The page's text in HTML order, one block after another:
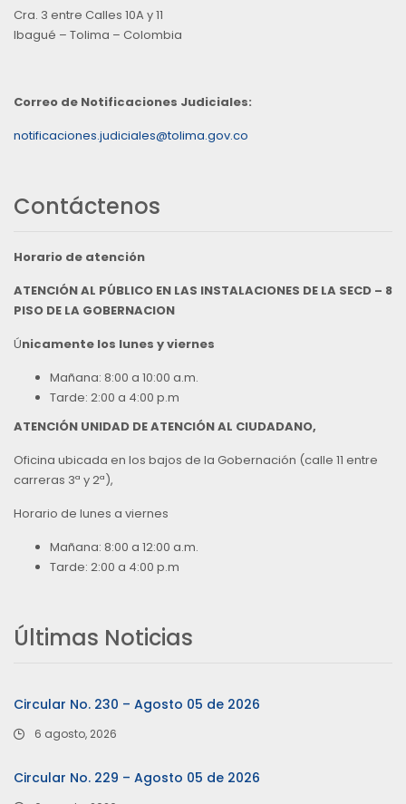
Cra. 3 entre Calles 10A y 11
Ibagué – Tolima – Colombia
Correo de Notificaciones Judiciales:
notificaciones.judiciales@tolima.gov.co
Contáctenos
Horario de atención
ATENCIÓN AL PÚBLICO EN LAS INSTALACIONES DE LA SECD – 8
PISO DE LA GOBERNACION
Únicamente los lunes y viernes
Mañana: 8:00 a 10:00 a.m.
Tarde: 2:00 a 4:00 p.m
ATENCIÓN UNIDAD DE ATENCIÓN AL CIUDADANO,
Oficina ubicada en los bajos de la Gobernación (calle 11 entre
carreras 3ª y 2ª),
Horario de lunes a viernes
Mañana: 8:00 a 12:00 a.m.
Tarde: 2:00 a 4:00 p.m
Últimas Noticias
Circular No. 230 – Agosto 05 de 2026
6 agosto, 2026
Circular No. 229 – Agosto 05 de 2026